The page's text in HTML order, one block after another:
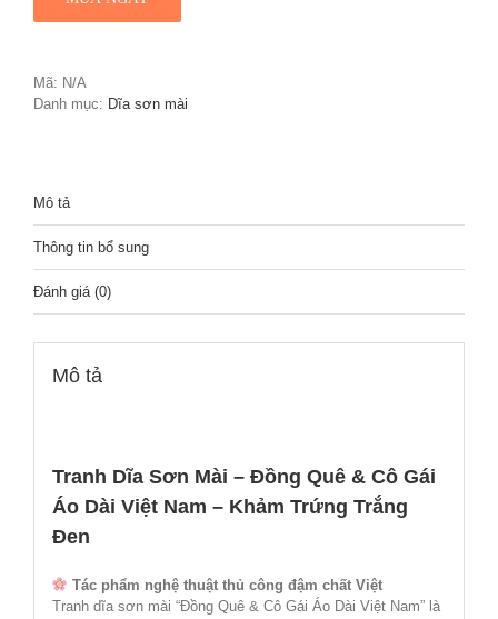
Mã: N/A
Danh mục: Dĩa sơn mài
Mô tả
Thông tin bổ sung
Đánh giá (0)
Mô tả
Tranh Dĩa Sơn Mài – Đồng Quê & Cô Gái
Áo Dài Việt Nam – Khảm Trứng Trắng
Đen
Tác phẩm nghệ thuật thủ công đậm chất Việt
Tranh dĩa sơn mài “Đồng Quê & Cô Gái Áo Dài Việt Nam” là